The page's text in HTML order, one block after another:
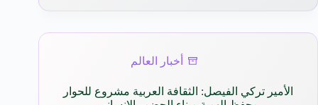
أخبار العالم
الأمير تركي الفيصل: الثقافة العربية مشروع للحوار